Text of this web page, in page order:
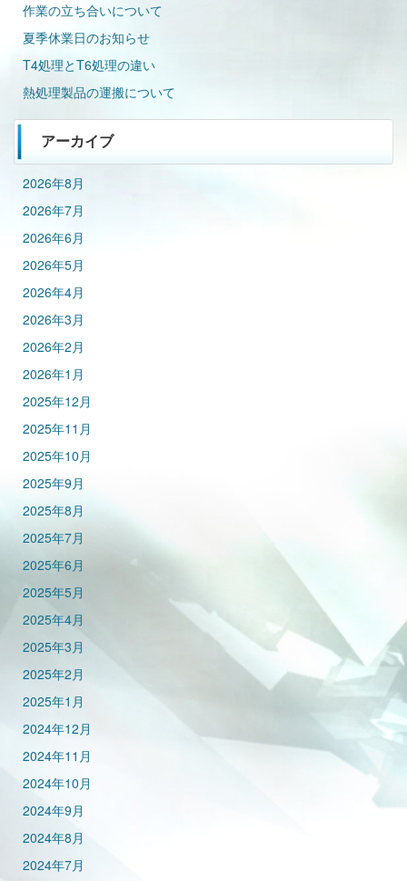
作業の立ち合いについて
夏季休業日のお知らせ
T4処理とT6処理の違い
熱処理製品の運搬について
アーカイブ
2026年8月
2026年7月
2026年6月
2026年5月
2026年4月
2026年3月
2026年2月
2026年1月
2025年12月
2025年11月
2025年10月
2025年9月
2025年8月
2025年7月
2025年6月
2025年5月
2025年4月
2025年3月
2025年2月
2025年1月
2024年12月
2024年11月
2024年10月
2024年9月
2024年8月
2024年7月